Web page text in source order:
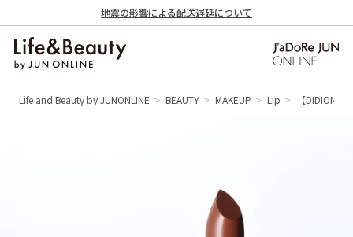
地震の影響による配送遅延について
Life and Beauty by JUNONLINE BEAUTY MAKEUP Lip 【DIDION